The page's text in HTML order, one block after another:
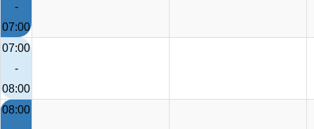
-
07:00
07:00
-
08:00
08:00